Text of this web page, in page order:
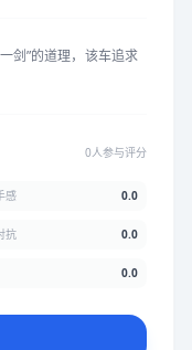
剑”的道理，该车追求
0人参与评分
感 0.0
抗 0.0
0.0
5.0分